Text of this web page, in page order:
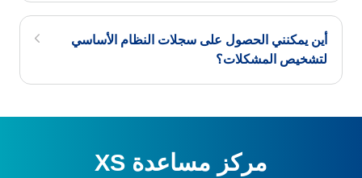
أين يمكنني الحصول على سجلات النظام الأساسي
لتشخيص المشكلات؟
مركز مساعدة XS